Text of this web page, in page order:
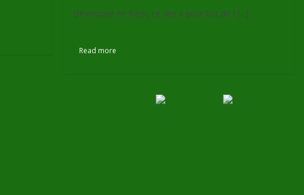
Développé en flash, ce site a pour but de f [...]
Read more